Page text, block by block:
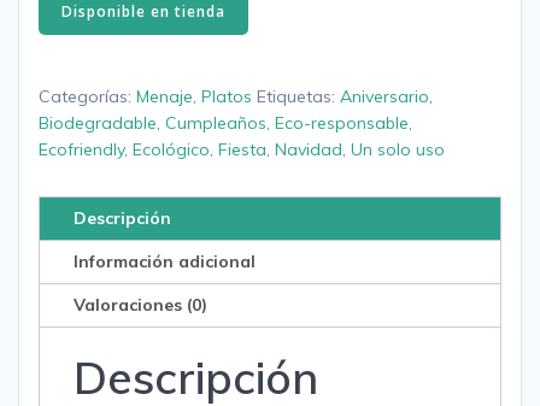
Disponible en tienda
Categorías: Menaje, Platos Etiquetas: Aniversario,
Biodegradable, Cumpleaños, Eco-responsable,
Ecofriendly, Ecológico, Fiesta, Navidad, Un solo uso
Descripción
Información adicional
Valoraciones (0)
Descripción